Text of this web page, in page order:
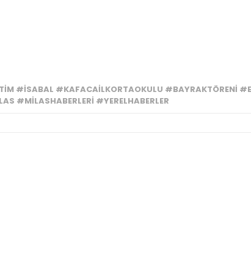
#İSABAL #KAFACAİLKORTAOKULU #BAYRAKTÖRENI
#MILASHABERLERI #YERELHABERLER